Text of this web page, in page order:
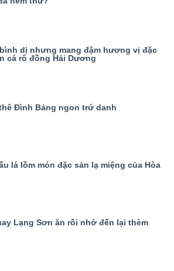
dị nhưng mang đậm hương vị đặc
cá rô đồng Hải Dương
Đình Bảng ngon trứ danh
lá lồm món đặc sản lạ miệng của Hòa
Lạng Sơn ăn rồi nhớ đến lại thèm